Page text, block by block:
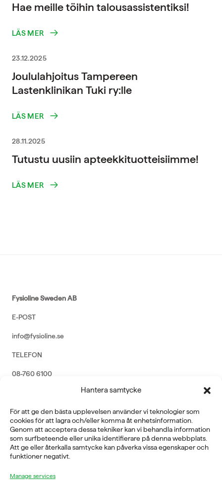
Hantera samtycke
För att ge den bästa upplevelsen använder vi teknologier som
cookies för att lagra och/eller komma åt enhetsinformation.
Genom att acceptera dessa tekniker kan vi behandla information
som surfbeteende eller unika identifierare på denna webbplats.
Att ge eller återkalla samtycke kan påverka vissa egenskaper och
funktioner negativt.
Manage services
Hae meille töihin talousassistentiksi!
LÄS MER
23.12.2025
Joululahjoitus Tampereen
Lastenklinikan Tuki ry:lle
LÄS MER
28.11.2025
Tutustu uusiin apteekkituotteisiimme!
LÄS MER
Fysioline Sweden AB
E-POST
info@fysioline.se
TELEFON
08-760 6100
Rosendalsvägen 18b, SE-14143 Huddinge
VERKSAMHETSOMRÅDEN
REHABILITERING
GYM
ICE POWER